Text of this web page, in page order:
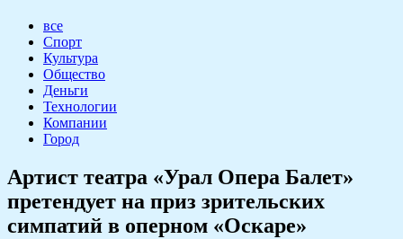
все
Спорт
Культура
Общество
Деньги
Технологии
Компании
Город
​Артист театра «Урал Опера Балет»
претендует на приз зрительских
симпатий в оперном «Оскаре»